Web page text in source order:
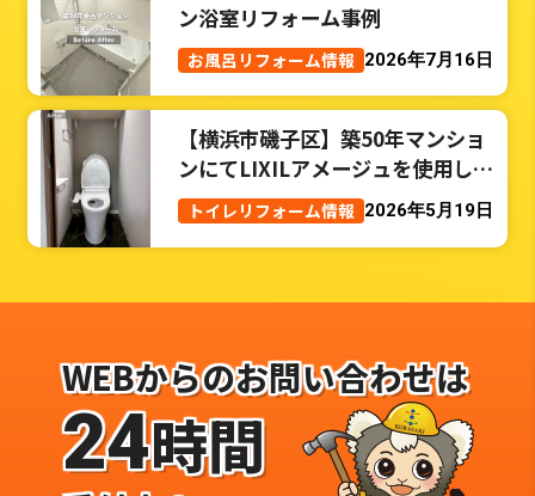
ン浴室リフォーム事例
お風呂リフォーム情報 2026年7月16日
【横浜市磯子区】築50年マンショ
ンにてLIXILアメージュを使用した
トイレリフォーム事例
トイレリフォーム情報 2026年5月19日
WEBからのお問い合わせは
24時間